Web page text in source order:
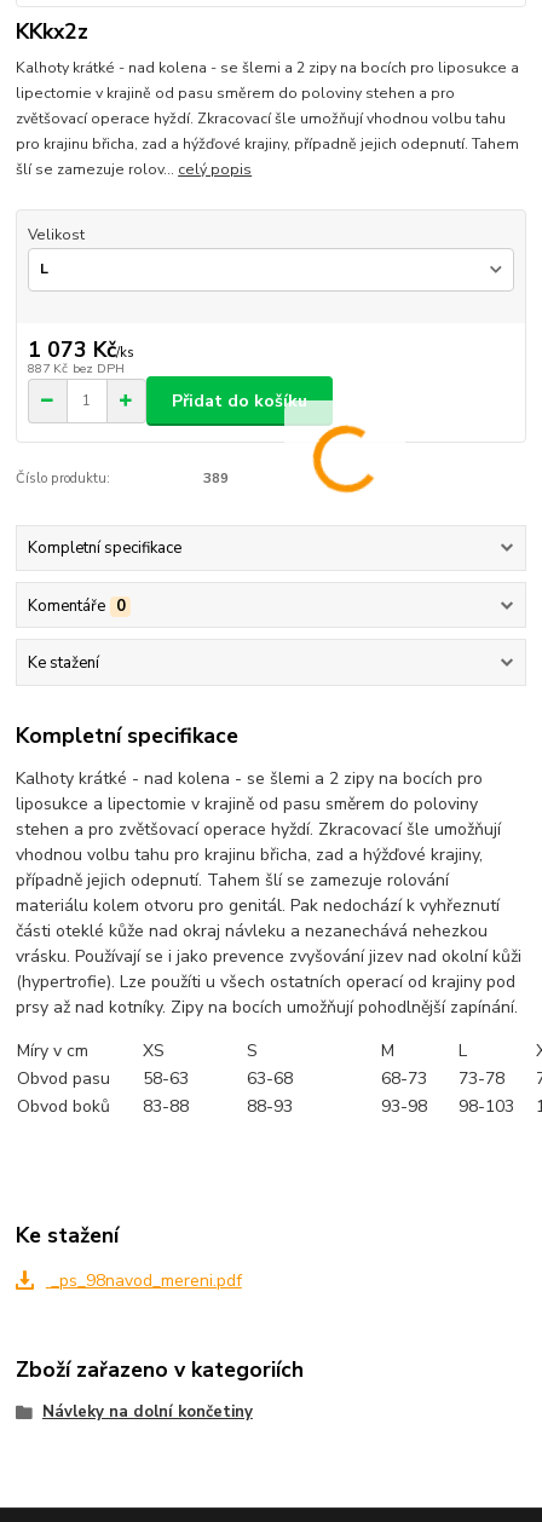
KKkx2z
Kalhoty krátké - nad kolena - se šlemi a 2 zipy na bocích pro liposukce a
lipectomie v krajině od pasu směrem do poloviny stehen a pro
zvětšovací operace hyždí. Zkracovací šle umožňují vhodnou volbu tahu
pro krajinu břicha, zad a hýžďové krajiny, případně jejich odepnutí. Tahem
šlí se zamezuje rolov... celý popis
Velikost
1 073 Kč/ks
887 Kč bez DPH
Přidat do košíku
Číslo produktu: 389
Kompletní specifikace
Komentáře 0
Ke stažení
Kompletní specifikace
Kalhoty krátké - nad kolena - se šlemi a 2 zipy na bocích pro
liposukce a lipectomie v krajině od pasu směrem do poloviny
stehen a pro zvětšovací operace hyždí. Zkracovací šle umožňují
vhodnou volbu tahu pro krajinu břicha, zad a hýžďové krajiny,
případně jejich odepnutí. Tahem šlí se zamezuje rolování
materiálu kolem otvoru pro genitál. Pak nedochází k vyhřeznutí
části oteklé kůže nad okraj návleku a nezanechává nehezkou
vrásku. Používají se i jako prevence zvyšování jizev nad okolní kůži
(hypertrofie). Lze použíti u všech ostatních operací od krajiny pod
prsy až nad kotníky. Zipy na bocích umožňují pohodlnější zapínání.
Míry v cm
XS S M L
Obvod pasu
58-63 63-68 68-73 73-78
Obvod boků
83-88 88-93 93-98 98-103
Ke stažení
_ps_98navod_mereni.pdf
Zboží zařazeno v kategoriích
Návleky na dolní končetiny